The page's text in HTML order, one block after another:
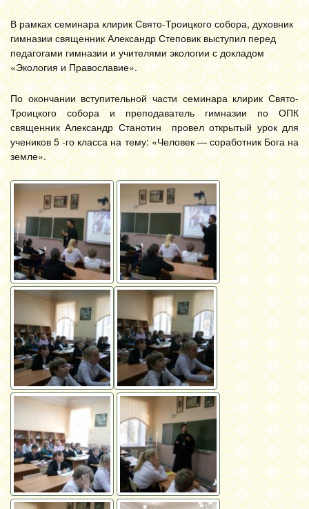
В рамках семинара клирик Свято-Троицкого собора, духовник
гимназии священник Александр Степовик выступил перед
педагогами гимназии и учителями экологии с докладом
«Экология и Православие».
По окончании вступительной части семинара клирик Свято-
Троицкого собора и преподаватель гимназии по ОПК
священник Александр Станотин провел открытый урок для
учеников 5 -го класса на тему: «Человек — соработник Бога на
земле».